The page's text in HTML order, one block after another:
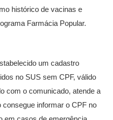
histórico de vacinas e
Farmácia Popular.
um cadastro
no SUS sem CPF, válido
com o comunicado, atende a
informar o CPF no